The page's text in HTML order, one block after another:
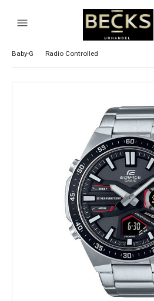
HEM
KLOCKOR
Visa alla Casio klockor G-Shock Vintage
Baby-G
Radio Controlled